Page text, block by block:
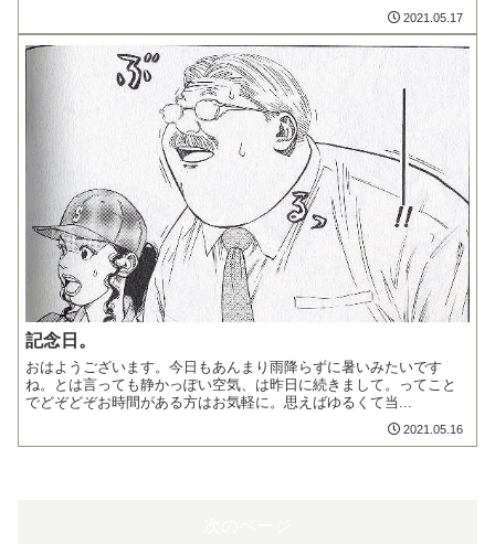
2021.05.17
記念日。
おはようございます。今日もあんまり雨降らずに暑いみたいです
ね。とは言っても静かっぽい空気、は昨日に続きまして。ってこと
でどぞどぞお時間がある方はお気軽に。思えばゆるくて当...
2021.05.16